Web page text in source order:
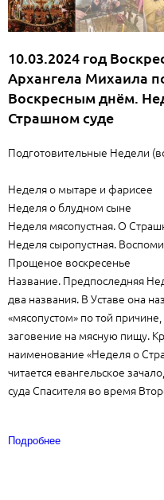
10.03.2024 год
Архангела Михаила
Воскресным днём.
Страшном суде
Подготовительные Недели
Неделя о мытаре и фарисее
Неделя о блудном сыне
Неделя мясопустная. О
Неделя сыропустная.
Прощеное воскресенье
Название. Предпоследняя
два названия. В Уставе она
«мясопустом» по той
заговение на мясную пищу.
наименование «Неделя о
читается евангельское
суда Спасителя во время
Подробнее